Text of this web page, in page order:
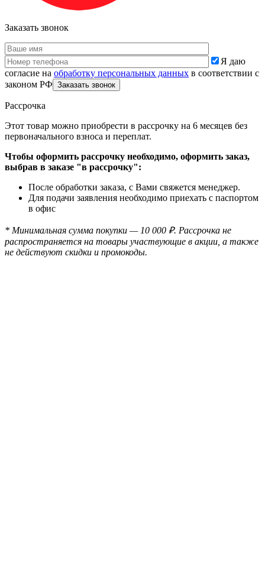
Заказать звонок
Я даю
согласие на обработку персональных данных в соответствии с
законом РФ
Рассрочка
Этот товар можно приобрести в рассрочку на 6 месяцев без
первоначального взноса и переплат.
Чтобы оформить рассрочку необходимо, оформить заказ,
выбрав в заказе "в рассрочку":
После обработки заказа, с Вами свяжется менеджер.
Для подачи заявления необходимо приехать с паспортом
в офис
* Минимальная сумма покупки — 10 000 ₽. Рассрочка не
распространяется на товары участвующие в акции, а также
не действуют скидки и промокоды.